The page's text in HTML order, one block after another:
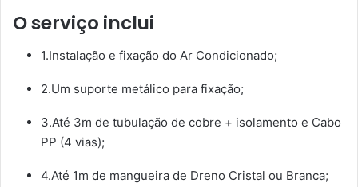
O serviço inclui
1.Instalação e fixação do Ar Condicionado;
2.Um suporte metálico para fixação;
3.Até 3m de tubulação de cobre + isolamento e Cabo
PP (4 vias);
4.Até 1m de mangueira de Dreno Cristal ou Branca;